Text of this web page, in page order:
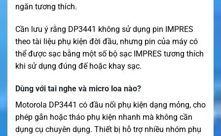
ngăn tương thích.
Cần lưu ý rằng DP3441 không sử dụng pin IMPRES
theo tài liệu phụ kiện đời đầu, nhưng pin của máy có
thể được sạc bằng một số bộ sạc IMPRES tương thích
khi sử dụng đúng đế hoặc khay sạc.
Dùng với tai nghe và micro loa nào?
Motorola DP3441 có đầu nối phụ kiện dạng mỏng, cho
phép gắn hoặc tháo phụ kiện nhanh mà không cần
dụng cụ chuyên dụng. Thiết bị hỗ trợ nhiều nhóm phụ